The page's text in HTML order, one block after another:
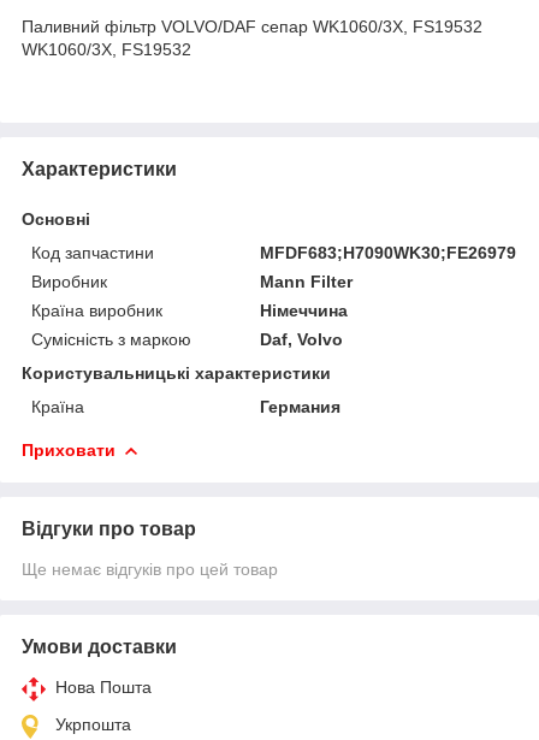
Паливний фільтр VOLVO/DAF сепар WK1060/3X, FS19532
WK1060/3X, FS19532
Характеристики
Основні
Код запчастини
Виробник
Mann Filter
Країна виробник
Німеччина
Сумісність з маркою
Daf, Volvo
Користувальницькі характеристики
Країна
Германия
Приховати
Відгуки про товар
Ще немає відгуків про цей товар
Умови доставки
Нова Пошта
Укрпошта